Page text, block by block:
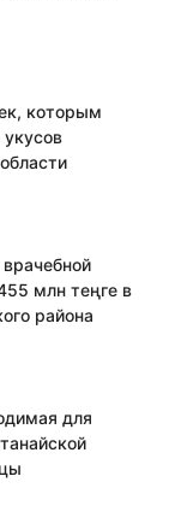
которым
млн теңге в
района
для